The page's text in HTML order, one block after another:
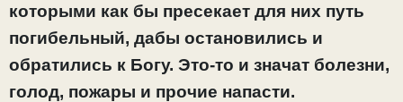
которыми как бы пресекает для них путь
погибельный, дабы остановились и
обратились к Богу. Это-то и значат болезни,
голод, пожары и прочие напасти.